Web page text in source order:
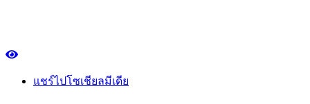
แชร์ไปโซเชียลมีเดีย